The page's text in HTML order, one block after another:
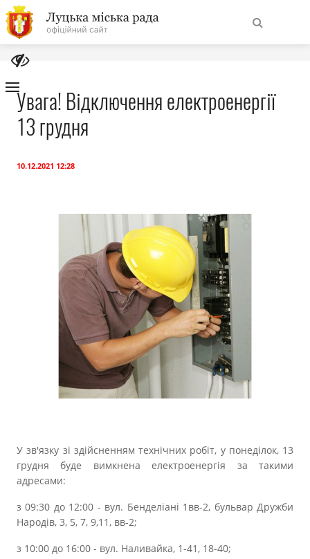
На
головну
Бюджет
Публічна інформація
Прозорість влади
Документи
Увага! Відключення електроенергії
13 грудня
10.12.2021 12:28
У зв'язку зі здійсненням технічних робіт, у понеділок, 13
грудня буде вимкнена електроенергія за такими
адресами:
з 09:30 до 12:00 - вул. Бенделіані 1вв-2, бульвар Дружби
Народів, 3, 5, 7, 9,11, вв-2;
з 10:00 до 16:00 - вул. Наливайка, 1-41, 18-40;